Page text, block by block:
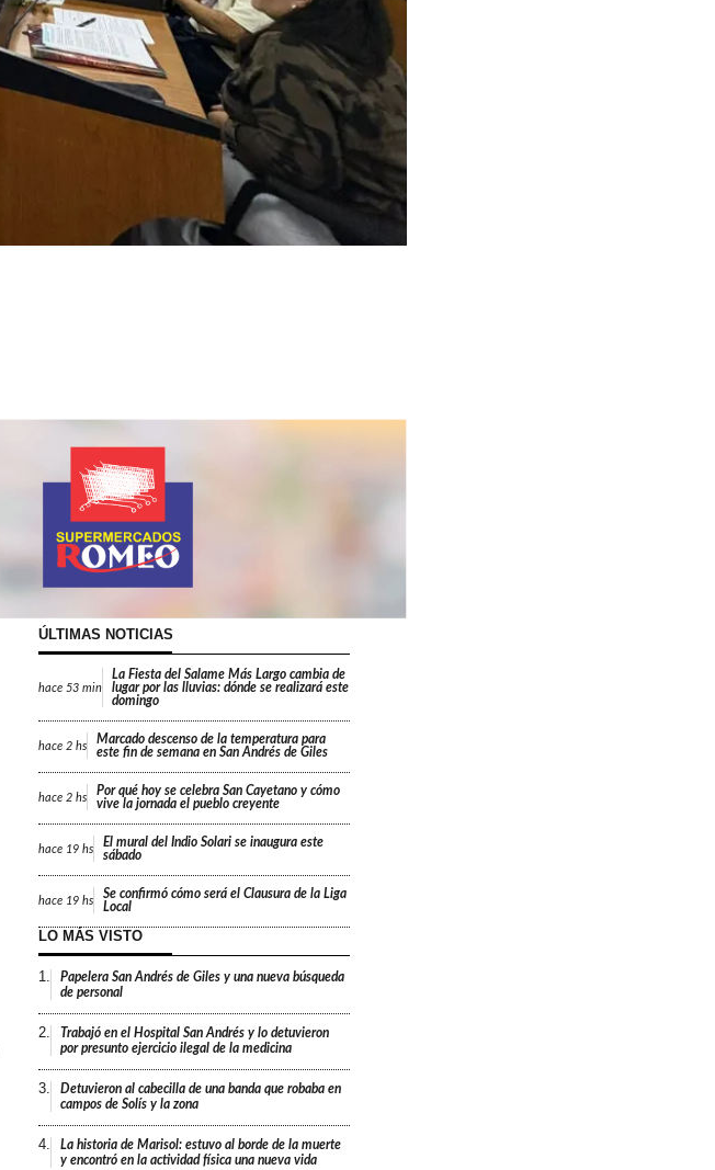
ÚLTIMAS NOTICIAS
hace 53 min
La Fiesta del Salame Más Largo cambia de
lugar por las lluvias: dónde se realizará este
domingo
hace 2 hs
Marcado descenso de la temperatura para
este fin de semana en San Andrés de Giles
hace 2 hs
Por qué hoy se celebra San Cayetano y cómo
vive la jornada el pueblo creyente
hace 19 hs
El mural del Indio Solari se inaugura este
sábado
hace 19 hs
Se confirmó cómo será el Clausura de la Liga
Local
LO MÁS VISTO
1.
Papelera San Andrés de Giles y una nueva búsqueda
de personal
2.
Trabajó en el Hospital San Andrés y lo detuvieron
por presunto ejercicio ilegal de la medicina
3.
Detuvieron al cabecilla de una banda que robaba en
campos de Solís y la zona
4.
La historia de Marisol: estuvo al borde de la muerte
y encontró en la actividad física una nueva vida